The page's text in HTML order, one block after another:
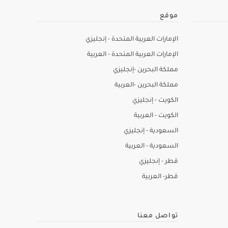
موقع
الإمارات العربية المتحدة - إنجليزي
الإمارات العربية المتحدة - العربية
مملكة البحرين -إنجليزي
مملكة البحرين -العربية
الكويت - إنجليزي
الكويت - العربية
السعودية - إنجليزي
السعودية - العربية
قطر - إنجليزي
قطر- العربية
تواصل معنا